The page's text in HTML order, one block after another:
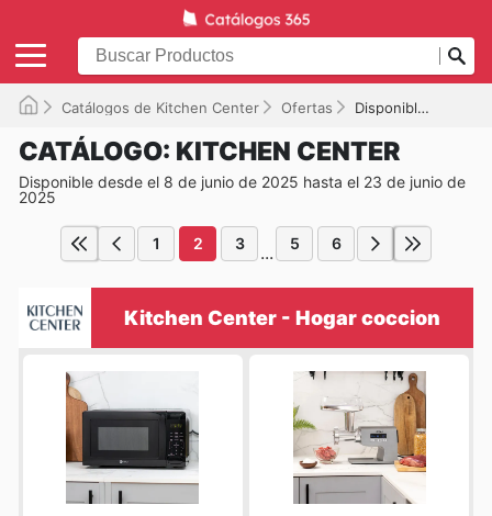
Catálogos de Kitchen Center Ofertas Disponible hasta el 23-06-2025
CATÁLOGO: KITCHEN CENTER
Disponible desde el 8 de junio de 2025 hasta el 23 de junio de
2025
1 2 3 ... 5 6
Kitchen Center - Hogar coccion